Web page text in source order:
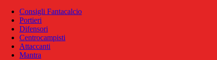
Consigli Fantacalcio
Portieri
Difensori
Centrocampisti
Attaccanti
Mantra